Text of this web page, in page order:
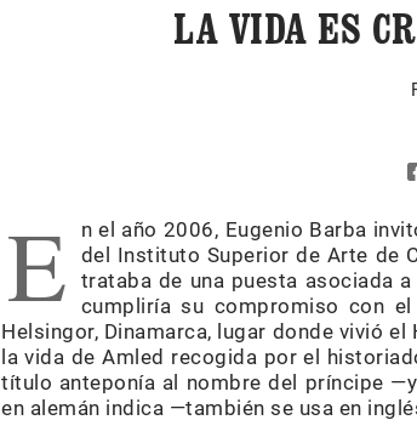
LA VIDA ES
E
n el año 2006, Eugenio Barba
del Instituto Superior de Arte de
trataba de una puesta asociada
cumpliría su compromiso con
Helsingor, Dinamarca, lugar donde vivió
la vida de Amled recogida por el
título anteponía al nombre del príncipe
en alemán indica —también se usa en